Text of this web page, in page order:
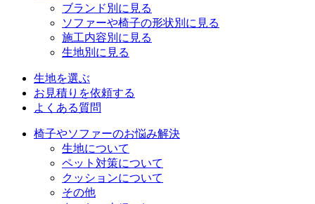
ブランド別に見る
ソファーや椅子の形状別に見る
施工内容別に見る
生地別に見る
生地を選ぶ
お見積りを依頼する
よくある質問
椅子やソファーのお悩み解決
生地について
ペット対策について
クッションについて
その他